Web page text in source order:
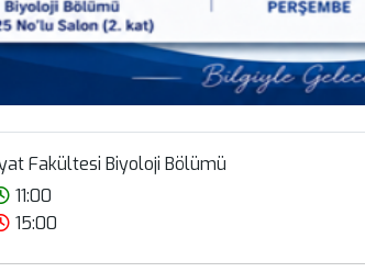
Fakültesi Biyoloji Bölümü
11:00
15:00